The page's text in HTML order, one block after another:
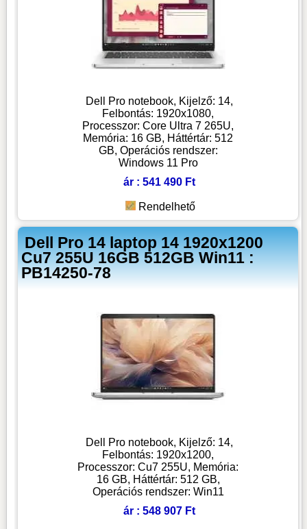
Dell Pro notebook, Kijelző: 14,
Felbontás: 1920x1080,
Processzor: Core Ultra 7 265U,
Memória: 16 GB, Háttértár: 512
GB, Operációs rendszer:
Windows 11 Pro
ár : 541 490 Ft
Rendelhető
Dell Pro 14 laptop 14 1920x1200
Cu7 255U 16GB 512GB Win11 :
PB14250-78
Dell Pro notebook, Kijelző: 14,
Felbontás: 1920x1200,
Processzor: Cu7 255U, Memória:
16 GB, Háttértár: 512 GB,
Operációs rendszer: Win11
ár : 548 907 Ft